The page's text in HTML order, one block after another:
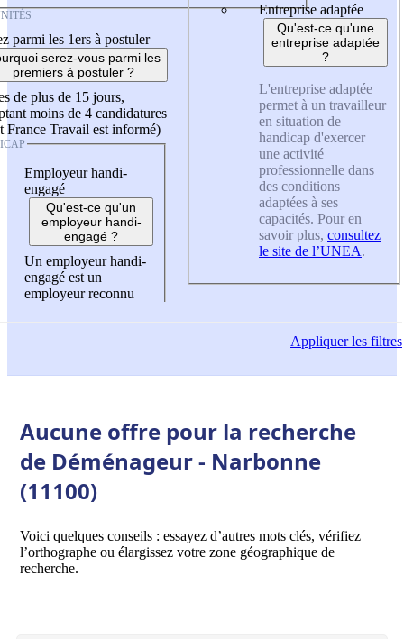
parmi les 1ers à postuler
serez-vous parmi les
premiers à postuler ?
de plus de 15 jours,
moins de 4 candidatures
France Travail est informé)
Employeur handi-
engagé
Qu'est-ce qu'un
employeur handi-
engagé ?
Un employeur handi-
engagé est un
employeur reconnu
Entreprise adaptée
Qu'est-ce qu'une
entreprise adaptée
?
L'entreprise adaptée
permet à un travailleur
en situation de
handicap d'exercer
une activité
professionnelle dans
des conditions
adaptées à ses
capacités. Pour en
savoir plus, consultez
le site de l’UNEA.
Appliquerles filtres
Aucune offre pour la recherche
de Déménageur - Narbonne
(11100)
Voici quelques conseils : essayez d’autres mots clés, vérifiez
l’orthographe ou élargissez votre zone géographique de
recherche.